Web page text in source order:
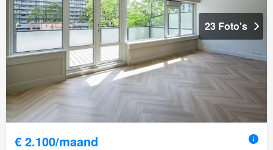
23 Foto's
€ 2.100/maand